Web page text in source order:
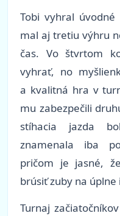
Tobi vyhral
mal aj tretiu výhru
čas. Vo štvrtom
vyhrať, no
a kvalitná hra v
mu zabezpečili
stíhacia jazda
znamenala iba
pričom je jasné,
brúsiť zuby na úplne
Turnaj